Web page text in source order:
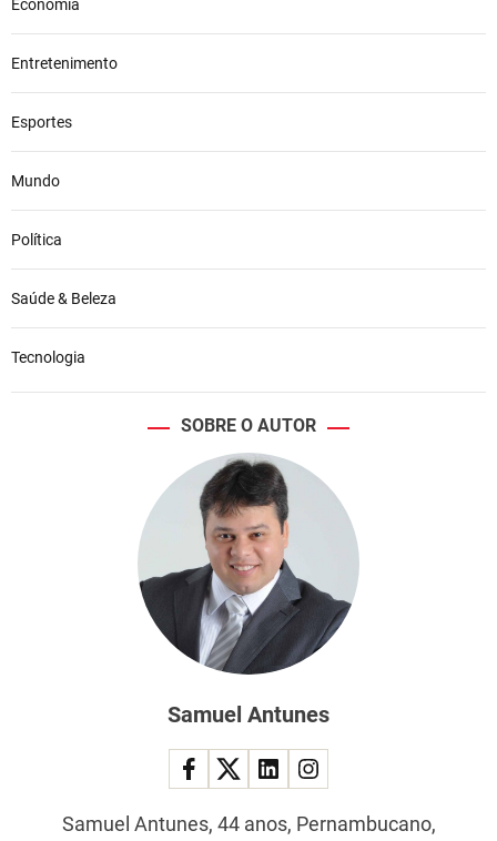
Economia
Entretenimento
Esportes
Mundo
Política
Saúde & Beleza
Tecnologia
SOBRE O AUTOR
Samuel Antunes
Samuel Antunes, 44 anos, Pernambucano,